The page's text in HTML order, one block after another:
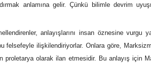
anlamına gelir. Çünkü bilimle devrim
anlayışlarını insan öznesine vurgu
felsefeyle ilişkilendiriyorlar. Onlara göre,
proletarya olarak ilan etmesidir. Bu anlayış için